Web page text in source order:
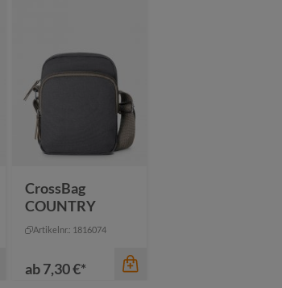
gelb
1
CrossBag
COUNTRY
Artikelnr.: 1816074
ab7,30 €*